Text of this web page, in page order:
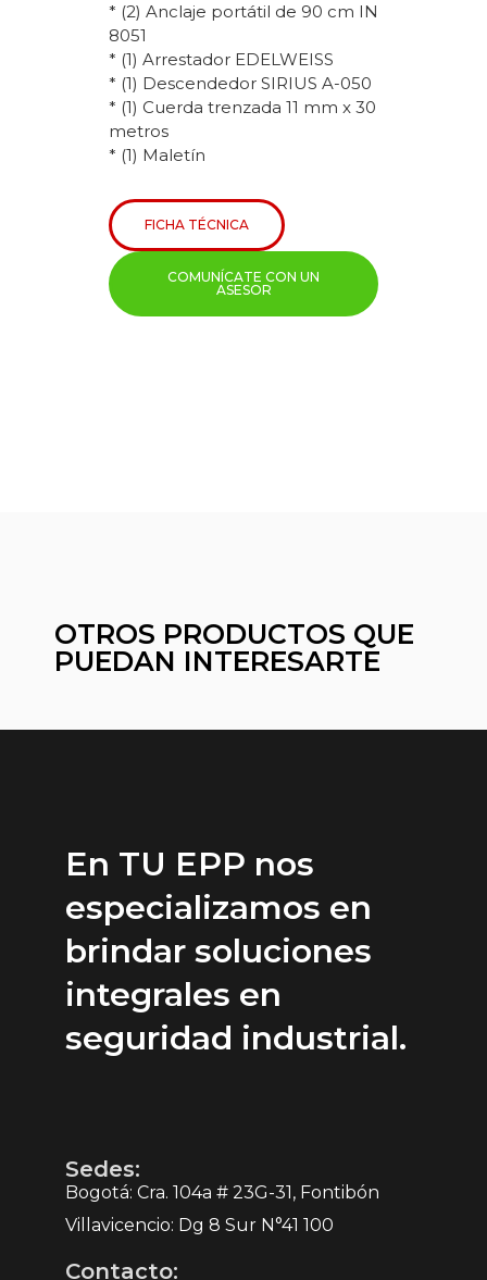
* (2) Anclaje portátil de 90 cm IN
8051
* (1) Arrestador EDELWEISS
* (1) Descendedor SIRIUS A-050
* (1) Cuerda trenzada 11 mm x 30
metros
* (1) Maletín
FICHA TÉCNICA
COMUNÍCATE CON UN
ASESOR
OTROS PRODUCTOS QUE
PUEDAN INTERESARTE
En TU EPP nos
especializamos en
brindar soluciones
integrales en
seguridad industrial.
Sedes:
Bogotá: Cra. 104a # 23G-31, Fontibón
Villavicencio: Dg 8 Sur N°41 100
Contacto: